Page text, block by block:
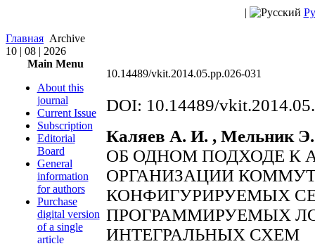
|
Главная Archive
10 | 08 | 2026
Main Menu
About this
journal
Current Issue
Subscription
Editorial
Board
General
information
for authors
Purchase
digital version
of a single
article
10.14489/vkit.2014.05.pp.026-031
DOI: 10.14489/
Каляев А. И. , Мельник
ОБ ОДНОМ ПОДХОДЕ К
ОРГАНИЗАЦИИ
КОНФИГУРИРУЕМЫХ
ПРОГРАММИРУЕМЫХ
ИНТЕГРАЛЬНЫХ СХЕМ